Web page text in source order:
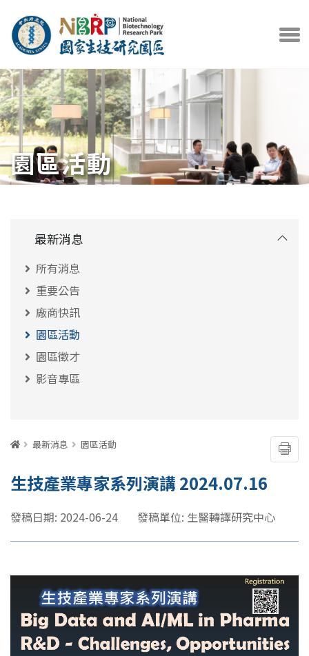
中央研究院官方網站 打開選
園區活動
最新消息
所有消息
重要公告
廠商快訊
園區活動
園區徵才
影音專區
首頁 最新消息 園區活動 友善
生技產業專家系列演講 2024.07.16
發稿日期: 2024-06-24 發稿單位: 生醫轉譯研究中心